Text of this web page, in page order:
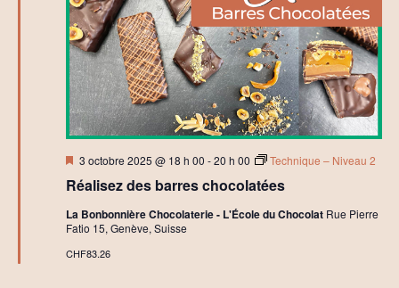
Réalisez des barres chocolatées
Mis
avant
3 octobre 2025 @ 18 h 00 -20 h 00 Technique – Niveau 2
La Bonbonnière Chocolaterie - L'École du Chocolat Rue Pierre
Fatio 15, Genève, Suisse
CHF83.26